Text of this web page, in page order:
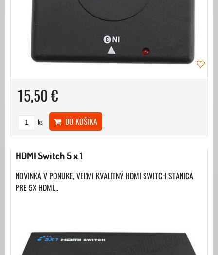
15,50 €
ks DO KOŠÍKA
HDMI Switch 5 x 1
NOVINKA V PONUKE, VEĽMI KVALITNÝ HDMI SWITCH STANICA
PRE 5X HDMI...